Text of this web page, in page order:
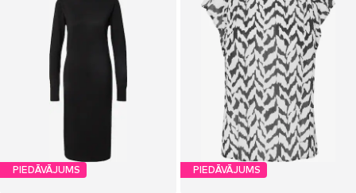
PIEDĀVĀJUMS PIEDĀVĀJUMS